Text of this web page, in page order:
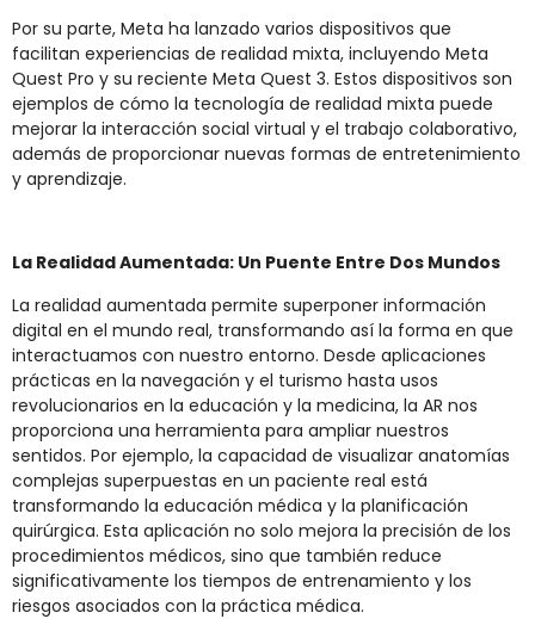
Por su parte, Meta ha lanzado varios dispositivos que
facilitan experiencias de realidad mixta, incluyendo Meta
Quest Pro y su reciente Meta Quest 3. Estos dispositivos son
ejemplos de cómo la tecnología de realidad mixta puede
mejorar la interacción social virtual y el trabajo colaborativo,
además de proporcionar nuevas formas de entretenimiento
y aprendizaje.
La Realidad Aumentada: Un Puente Entre Dos Mundos
La realidad aumentada permite superponer información
digital en el mundo real, transformando así la forma en que
interactuamos con nuestro entorno. Desde aplicaciones
prácticas en la navegación y el turismo hasta usos
revolucionarios en la educación y la medicina, la AR nos
proporciona una herramienta para ampliar nuestros
sentidos. Por ejemplo, la capacidad de visualizar anatomías
complejas superpuestas en un paciente real está
transformando la educación médica y la planificación
quirúrgica. Esta aplicación no solo mejora la precisión de los
procedimientos médicos, sino que también reduce
significativamente los tiempos de entrenamiento y los
riesgos asociados con la práctica médica.